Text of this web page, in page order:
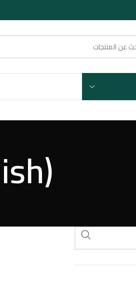
(English) testpage2